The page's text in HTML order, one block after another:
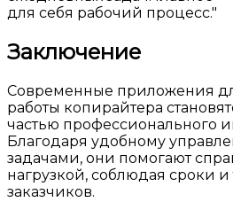
для себя рабочий процесс.
Заключение
Современные приложения
работы копирайтера
частью профессионального
Благодаря удобному
задачами, они помогают
нагрузкой, соблюдая сроки и
заказчиков.